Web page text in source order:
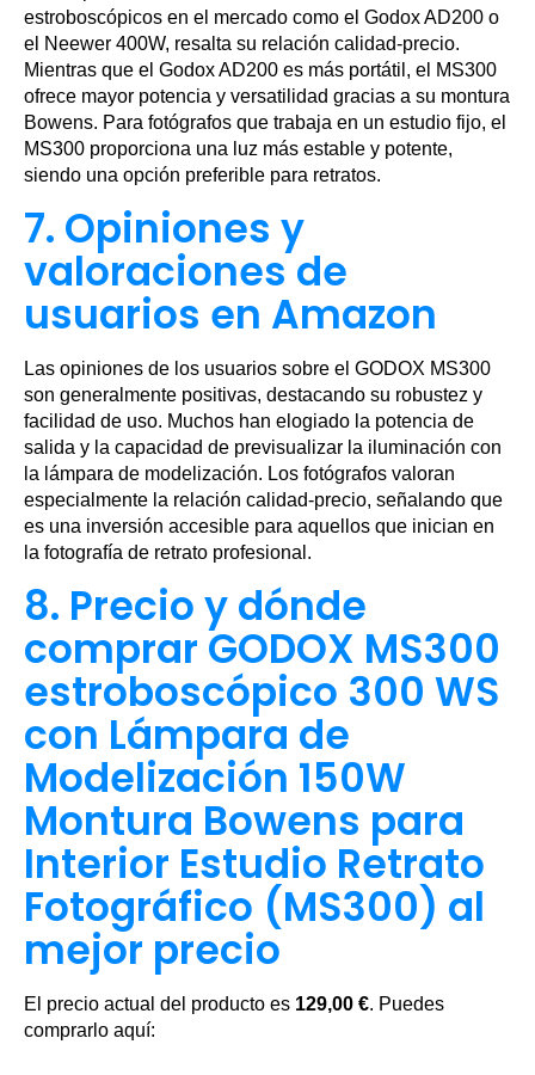
estroboscópicos en el mercado como el Godox AD200 o
el Neewer 400W, resalta su relación calidad-precio.
Mientras que el Godox AD200 es más portátil, el MS300
ofrece mayor potencia y versatilidad gracias a su montura
Bowens. Para fotógrafos que trabaja en un estudio fijo, el
MS300 proporciona una luz más estable y potente,
siendo una opción preferible para retratos.
7. Opiniones y
valoraciones de
usuarios en Amazon
Las opiniones de los usuarios sobre el GODOX MS300
son generalmente positivas, destacando su robustez y
facilidad de uso. Muchos han elogiado la potencia de
salida y la capacidad de previsualizar la iluminación con
la lámpara de modelización. Los fotógrafos valoran
especialmente la relación calidad-precio, señalando que
es una inversión accesible para aquellos que inician en
la fotografía de retrato profesional.
8. Precio y dónde
comprar GODOX MS300
estroboscópico 300 WS
con Lámpara de
Modelización 150W
Montura Bowens para
Interior Estudio Retrato
Fotográfico (MS300) al
mejor precio
El precio actual del producto es 129,00 €. Puedes
comprarlo aquí: